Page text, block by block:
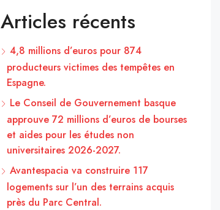
Articles récents
4,8 millions d’euros pour 874
producteurs victimes des tempêtes en
Espagne.
Le Conseil de Gouvernement basque
approuve 72 millions d’euros de bourses
et aides pour les études non
universitaires 2026-2027.
Avantespacia va construire 117
logements sur l’un des terrains acquis
près du Parc Central.